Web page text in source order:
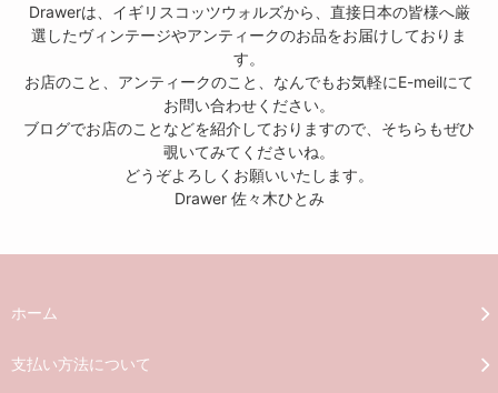
Drawerは、イギリスコッツウォルズから、直接日本の皆様へ厳
選したヴィンテージやアンティークのお品をお届けしておりま
す。
お店のこと、アンティークのこと、なんでもお気軽にE-meilにて
お問い合わせください。
ブログでお店のことなどを紹介しておりますので、そちらもぜひ
覗いてみてくださいね。
どうぞよろしくお願いいたします。
Drawer 佐々木ひとみ
ホーム
支払い方法について